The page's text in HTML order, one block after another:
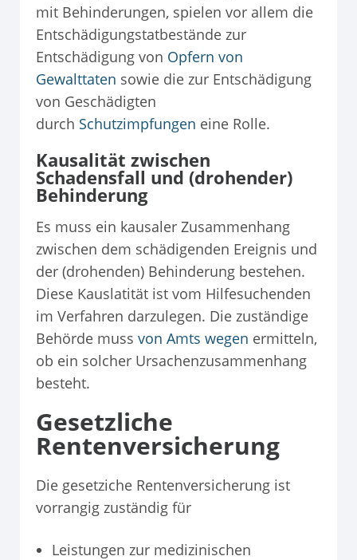
mit Behinderungen, spielen vor allem die
Entschädigungstatbestände zur
Entschädigung von Opfern von
Gewalttaten sowie die zur Entschädigung
von Geschädigten
durch Schutzimpfungen eine Rolle.
Kausalität zwischen
Schadensfall und (drohender)
Behinderung
Es muss ein kausaler Zusammenhang
zwischen dem schädigenden Ereignis und
der (drohenden) Behinderung bestehen.
Diese Kauslatität ist vom Hilfesuchenden
im Verfahren darzulegen. Die zuständige
Behörde muss von Amts wegen ermitteln,
ob ein solcher Ursachenzusammenhang
besteht.
Gesetzliche
Rentenversicherung
Die gesetziche Rentenversicherung ist
vorrangig zuständig für
Leistungen zur medizinischen